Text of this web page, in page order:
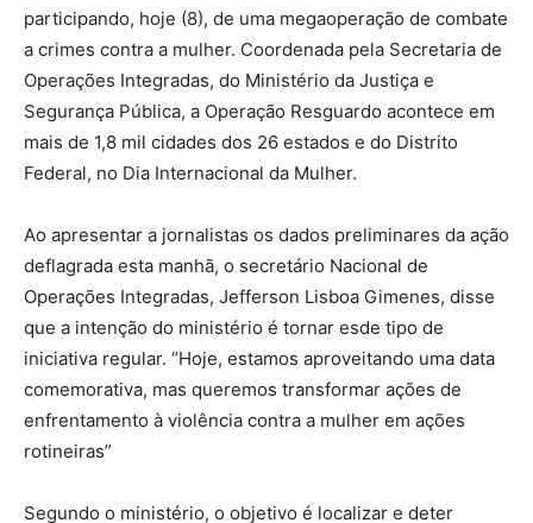
participando, hoje (8), de uma megaoperação de combate
a crimes contra a mulher. Coordenada pela Secretaria de
Operações Integradas, do Ministério da Justiça e
Segurança Pública, a Operação Resguardo acontece em
mais de 1,8 mil cidades dos 26 estados e do Distrito
Federal, no Dia Internacional da Mulher.
Ao apresentar a jornalistas os dados preliminares da ação
deflagrada esta manhã, o secretário Nacional de
Operações Integradas, Jefferson Lisboa Gimenes, disse
que a intenção do ministério é tornar esde tipo de
iniciativa regular. “Hoje, estamos aproveitando uma data
comemorativa, mas queremos transformar ações de
enfrentamento à violência contra a mulher em ações
rotineiras”
Segundo o ministério, o objetivo é localizar e deter